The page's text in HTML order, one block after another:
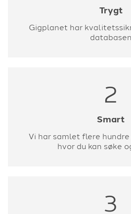
Trygt
Gigplanet har
databasen
2
Smart
Vi har samlet flere
hvor du kan søke
3